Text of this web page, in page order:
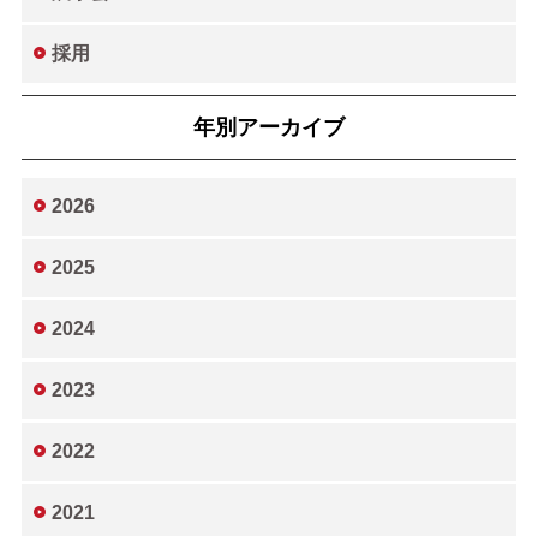
採用
年別アーカイブ
2026
2025
2024
2023
2022
2021